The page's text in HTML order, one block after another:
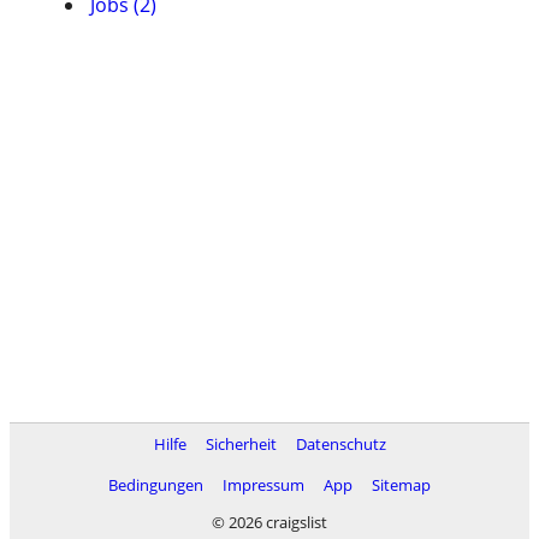
Hilfe Sicherheit
Datenschutz
Bedingungen
Impressum App
Sitemap
© 2026 craigslist